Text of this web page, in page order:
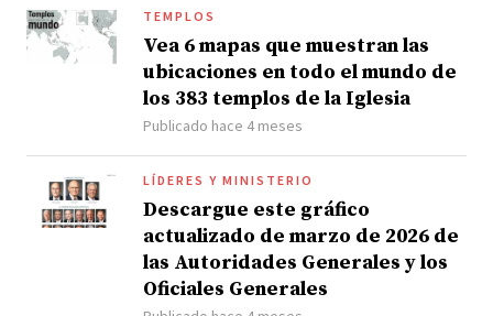
TEMPLOS
Vea 6 mapas que muestran las
ubicaciones en todo el mundo de
los 383 templos de la Iglesia
Publicado hace 4 meses
LÍDERES Y MINISTERIO
Descargue este gráfico
actualizado de marzo de 2026 de
las Autoridades Generales y los
Oficiales Generales